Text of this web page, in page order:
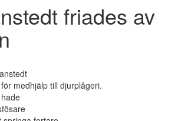
friades av
medhjälp till djurplågeri.